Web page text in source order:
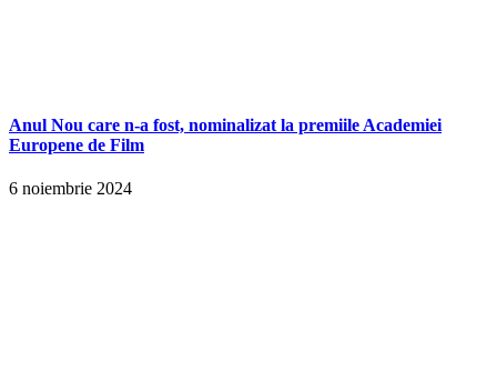
Anul Nou care n-a fost, nominalizat la premiile Academiei
Europene de Film
6 noiembrie 2024